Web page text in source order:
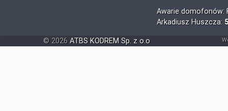
Awarie domofonów:
Arkadiusz Huszcza:
© 2026ATBS KODREM Sp. z o.o